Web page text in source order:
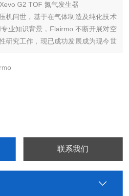
G2 TOF 氮气发生器
机问世，基于在气体制造及纯化技术
专业知识背景，Flairmo 不断开展对空
研究工作，现已成功发展成为现今世
事压缩机和氮气发生器的制造。
联系我们